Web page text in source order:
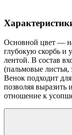
Основной цвет —
глубокую скорбь и
лентой. В состав
(пальмовые листья,
Венок подходит
позволяя
отношение к